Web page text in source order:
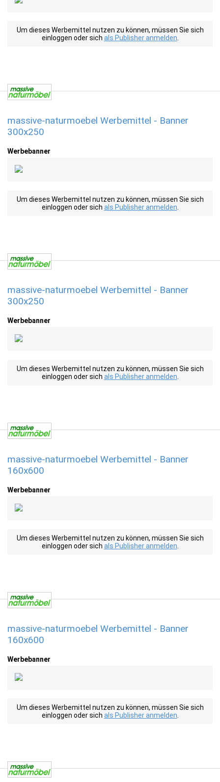
Um dieses Werbemittel nutzen zu können, müssen Sie sich
einloggen oder sich als Publisher anmelden
massive-naturmoebel Werbemittel - Banner
300x250
Werbebanner
Um dieses Werbemittel nutzen zu können, müssen Sie sich
einloggen oder sich als Publisher anmelden
massive-naturmoebel Werbemittel - Banner
300x250
Werbebanner
Um dieses Werbemittel nutzen zu können, müssen Sie sich
einloggen oder sich als Publisher anmelden
massive-naturmoebel Werbemittel - Banner
160x600
Werbebanner
Um dieses Werbemittel nutzen zu können, müssen Sie sich
einloggen oder sich als Publisher anmelden
massive-naturmoebel Werbemittel - Banner
160x600
Werbebanner
Um dieses Werbemittel nutzen zu können, müssen Sie sich
einloggen oder sich als Publisher anmelden